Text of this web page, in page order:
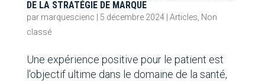
DE LA STRATÉGIE DE MARQUE
par marquescienc 5 décembre 2024| Articles Non
classé
Une expérience positive pour le patient est
l'objectif ultime dans le domaine de la santé,